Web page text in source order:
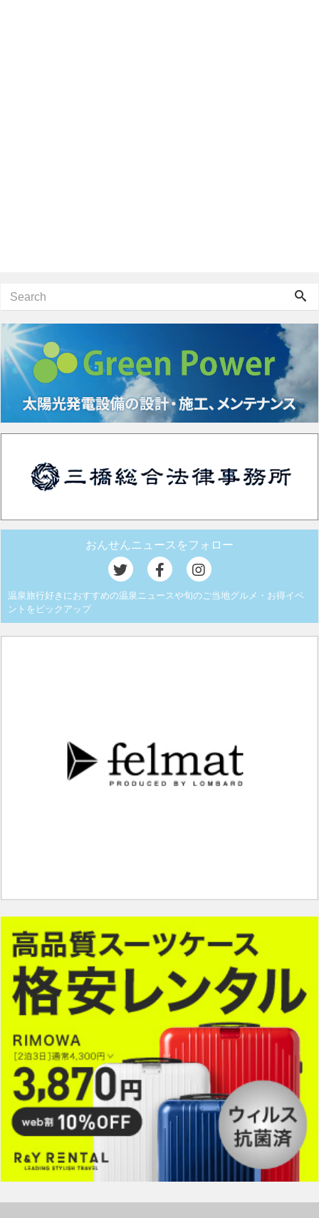
おんせんニュースをフォロー
温泉旅行好きにおすすめの温泉ニュースや旬のご当地グルメ・お得イベ
ントをピックアップ